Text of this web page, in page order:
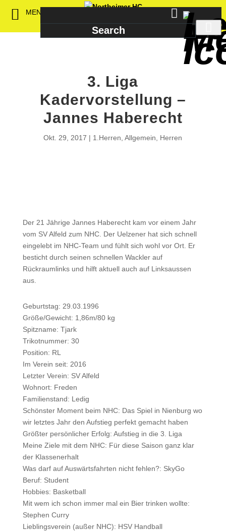
3. Liga
Kadervorstellung –
Jannes Haberecht
Okt. 29, 2017 1.Herren ,Allgemein Herren
Der 21 Jährige Jannes Haberecht kam vor einem Jahr
vom SV Alfeld zum NHC. Der Uelzener hat sich schnell
eingelebt im NHC-Team und fühlt sich wohl vor Ort. Er
besticht durch seinen schnellen Wackler auf
Rückraumlinks und hilft aktuell auch auf Linksaussen
aus.
Geburtstag: 29.03.1996
Größe/Gewicht: 1,86m/80 kg
Spitzname: Tjark
Trikotnummer: 30
Position: RL
Im Verein seit: 2016
Letzter Verein: SV Alfeld
Wohnort: Freden
Familienstand: Ledig
Schönster Moment beim NHC: Das Spiel in Nienburg wo
wir letztes Jahr den Aufstieg perfekt gemacht haben
Größter persönlicher Erfolg: Aufstieg in die 3. Liga
Meine Ziele mit dem NHC: Für diese Saison ganz klar
der Klassenerhalt
Was darf auf Auswärtsfahrten nicht fehlen?: SkyGo
Beruf: Student
Hobbies: Basketball
Mit wem ich schon immer mal ein Bier trinken wollte:
Stephen Curry
Lieblingsverein (außer NHC): HSV Handball
MENU